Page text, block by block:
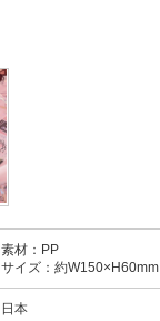
素材：PP
サイズ：約W150×H60mm
日本